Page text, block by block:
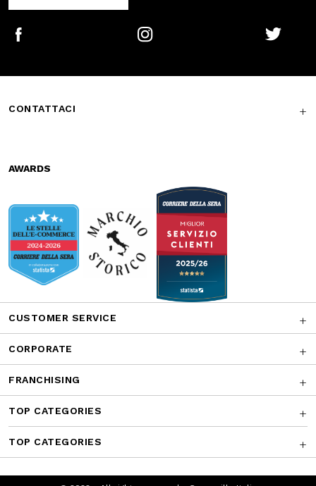
AWARDS
CUSTOMER SERVICE
CORPORATE
FRANCHISING
TOP CATEGORIES
TOP CATEGORIES
© 2022 - All rights reserved - Camomilla